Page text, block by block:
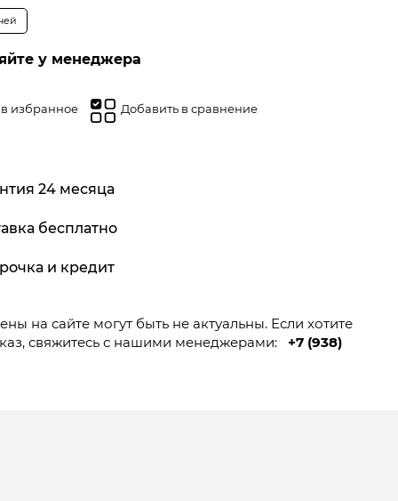
у менеджера
избранное Добавить в сравнение
24 месяца
бесплатно
и кредит
на сайте могут быть не актуальны. Если хотите
свяжитесь с нашими менеджерами:
+7 (938)